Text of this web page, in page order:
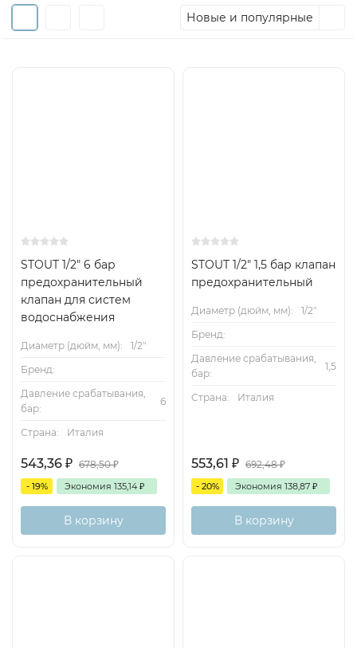
Новые и популярные
STOUT 1/2" 6 бар
предохранительный
клапан для систем
водоснабжения
Диаметр (дюйм, мм):
1/2"
Бренд:
Давление срабатывания,
бар:
6
Страна: Италия
543,36 ₽ 678,50₽
- 19% Экономия 135,14 ₽
В корзину
STOUT 1/2" 1,5 бар клапан
предохранительный
Диаметр (дюйм, мм):
1/2"
Бренд:
Давление срабатывания,
бар:
1,5
Страна: Италия
553,61 ₽ 692,48₽
- 20% Экономия 138,87 ₽
В корзину